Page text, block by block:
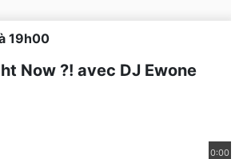
19h00
Now ?! avec DJ Ewone
0:00